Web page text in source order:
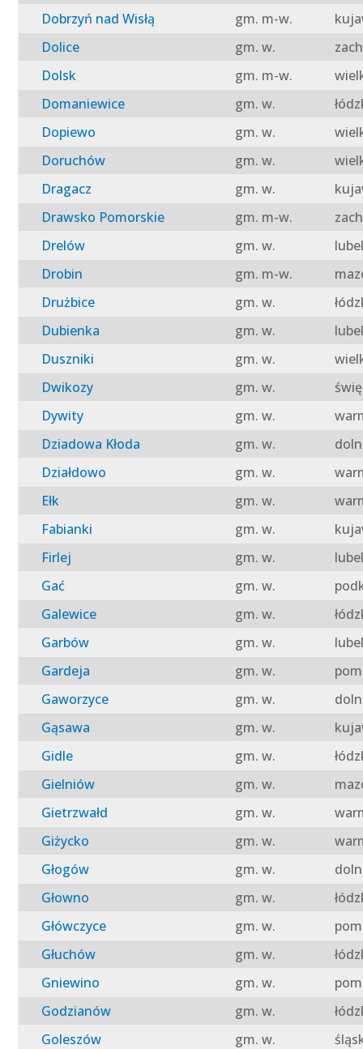
Dobrzyń nad Wisłą
gm. m-w.
Dolice
gm. w.
Dolsk
gm. m-w.
Domaniewice
gm. w.
Dopiewo
gm. w.
Doruchów
gm. w.
Dragacz
gm. w.
Drawsko Pomorskie
gm. m-w.
Drelów
gm. w.
Drobin
gm. m-w.
Drużbice
gm. w.
Dubienka
gm. w.
Duszniki
gm. w.
Dwikozy
gm. w.
Dywity
gm. w.
Dziadowa Kłoda
gm. w.
Działdowo
gm. w.
Ełk
gm. w.
Fabianki
gm. w.
Firlej
gm. w.
Gać
gm. w.
Galewice
gm. w.
Garbów
gm. w.
Gardeja
gm. w.
Gaworzyce
gm. w.
Gąsawa
gm. w.
Gidle
gm. w.
Gielniów
gm. w.
Gietrzwałd
gm. w.
Giżycko
gm. w.
Głogów
gm. w.
Głowno
gm. w.
Główczyce
gm. w.
Głuchów
gm. w.
Gniewino
gm. w.
Godzianów
gm. w.
Goleszów
gm. w.